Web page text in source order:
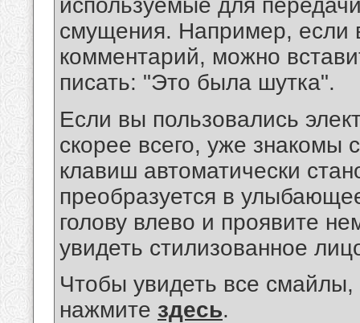
используемые для
смущения. Например, если
комментарий, можно
писать: "Это была шутка".
Если вы пользовались
скорее всего, уже знакомы
клавиш автоматически
преобразуется в
голову влево и проявите
увидеть стилизованное
Чтобы увидеть все
нажмите здесь.